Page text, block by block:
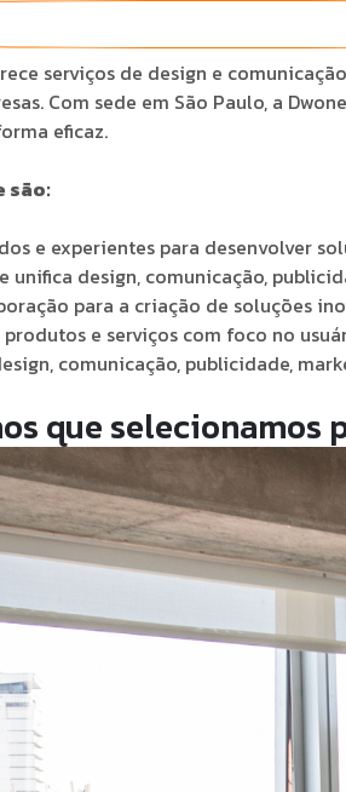
serviços de design e
Com sede em São Paulo, a
eficaz.
são:
e experientes para desenvolver
design, comunicação,
para a criação de soluções
e serviços com foco no
comunicação, publicidade,
que selecionamos